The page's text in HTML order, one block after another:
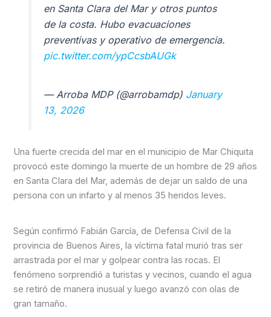
en Santa Clara del Mar y otros puntos
de la costa. Hubo evacuaciones
preventivas y operativo de emergencia.
pic.twitter.com/ypCcsbAUGk
— Arroba MDP (@arrobamdp) January
13, 2026
Una fuerte crecida del mar en el municipio de Mar Chiquita
provocó este domingo la muerte de un hombre de 29 años
en Santa Clara del Mar, además de dejar un saldo de una
persona con un infarto y al menos 35 heridos leves.
Según confirmó Fabián García, de Defensa Civil de la
provincia de Buenos Aires, la víctima fatal murió tras ser
arrastrada por el mar y golpear contra las rocas. El
fenómeno sorprendió a turistas y vecinos, cuando el agua
se retiró de manera inusual y luego avanzó con olas de
gran tamaño.